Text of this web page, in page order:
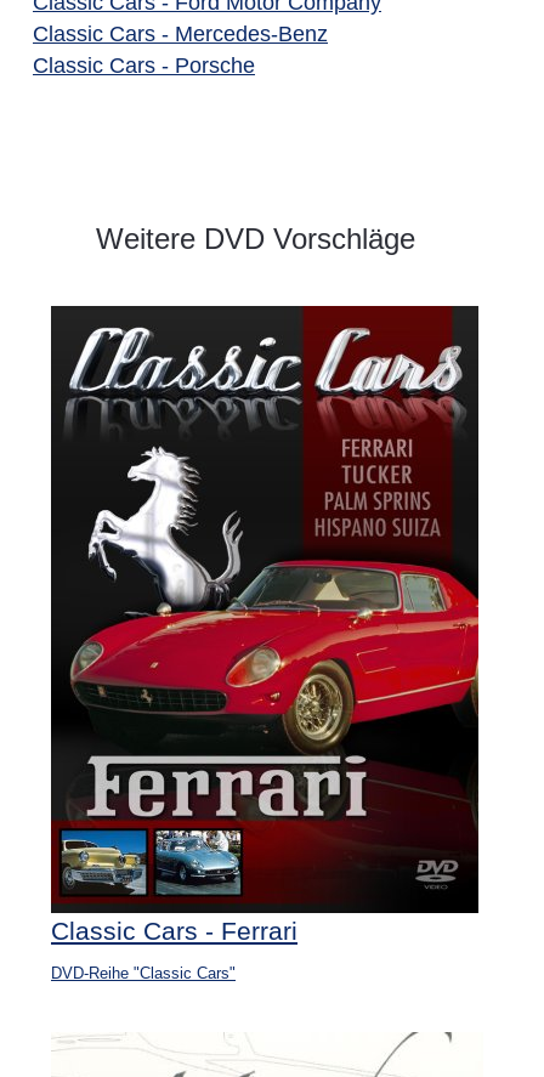
Classic Cars - Mercedes-Benz
Classic Cars - Porsche
Weitere DVD Vorschläge
Classic Cars - Ferrari
DVD-Reihe "Classic Cars"